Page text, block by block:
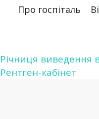
Про госпіталь
Навігація
Річниця виведення
Рентген-кабінет